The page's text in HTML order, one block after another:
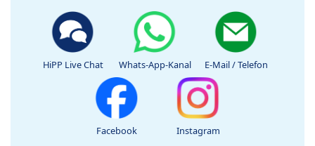
HiPP Live Chat Whats-App-Kanal E-Mail / Telefon
Facebook Instagram